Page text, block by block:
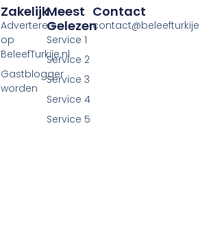
Meest
Gelezen
Service 1
Service 2
Service 3
Service 4
Service 5
Zakelijk
Adverteren
op
BeleefTurkije.nl
Gastblogger
worden
Contact